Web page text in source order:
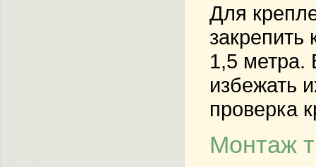
Для
1,5 метра.
избежать
проверка
Монтаж